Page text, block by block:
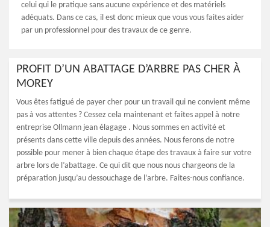
celui qui le pratique sans aucune expérience et des matériels
adéquats. Dans ce cas, il est donc mieux que vous vous faites aider
par un professionnel pour des travaux de ce genre.
PROFIT D’UN ABATTAGE D’ARBRE PAS CHER À
MOREY
Vous êtes fatigué de payer cher pour un travail qui ne convient même
pas à vos attentes ? Cessez cela maintenant et faites appel à notre
entreprise Ollmann jean élagage . Nous sommes en activité et
présents dans cette ville depuis des années. Nous ferons de notre
possible pour mener à bien chaque étape des travaux à faire sur votre
arbre lors de l’abattage. Ce qui dit que nous nous chargeons de la
préparation jusqu’au dessouchage de l’arbre. Faites-nous confiance.